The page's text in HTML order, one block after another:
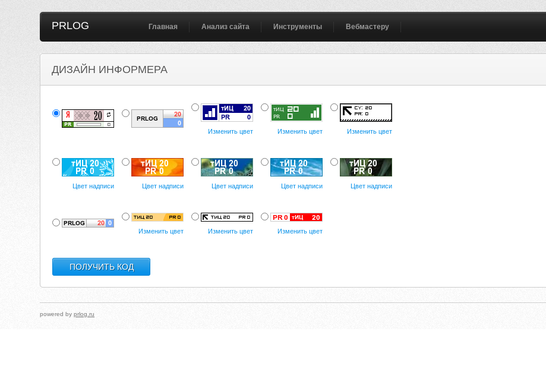
PRLOG Главная Анализ сайта Инструменты Вебмастеру
ДИЗАЙН ИНФОРМЕРА
Изменить цвет Изменить цвет Изменить цвет
Цвет надписи Цвет надписи Цвет надписи Цвет надписи Цвет надписи
Изменить цвет Изменить цвет Изменить цвет
powered byprlog.ru